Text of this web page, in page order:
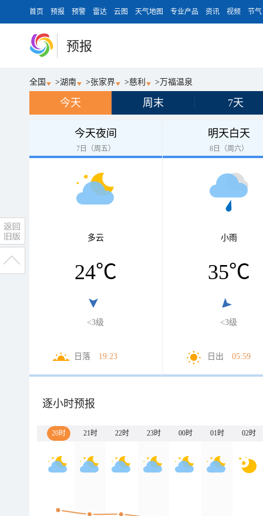
首页 预报 预警 雷达 云图 天气地图 专业产品 资讯 视频 节气
预报
全国 >湖南 >张家界 >慈利 > 万福温泉
今天 周末 7天
今天夜间
7日（周五）
多云
24℃
<3级
日落 19:23
明天白天
8日（周六）
小雨
35℃
<3级
日出 05:59
逐小时预报
20时 21时 22时 23时 00时 01时 02时